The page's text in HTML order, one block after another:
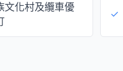
文化村及纜車優
✓